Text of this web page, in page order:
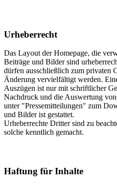
Urheberrecht
Das Layout der Homepage, die
Beiträge und Bilder sind
dürfen ausschließlich zum privaten
Änderung vervielfältigt werden.
Auszügen ist nur mit schriftlicher
Nachdruck und die Auswertung
unter "Pressemitteilungen" zum
und Bilder ist gestattet.
Urheberrechte Dritter sind zu
solche kenntlich gemacht.
Haftung für Inhalte